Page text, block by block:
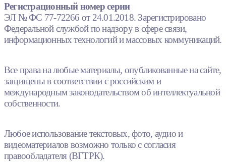
Регистрационный номер серии
ЭЛ № ФС 77-72266 от 24.01.2018. Зарегистрировано
Федеральной службой по надзору в сфере связи,
информационных технологий и массовых коммуникаций.
Все права на любые материалы, опубликованные на сайте,
защищены в соответствии с российским и
международным законодательством об интеллектуальной
собственности.
Любое использование текстовых, фото, аудио и
видеоматериалов возможно только с согласия
правообладателя (ВГТРК).